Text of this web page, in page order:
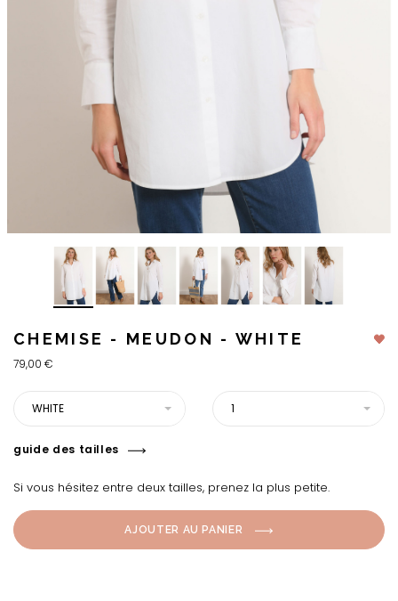
CHEMISE - MEUDON - WHITE
79,00 €
WHITE 1
guide des tailles
Si vous hésitez entre deux tailles, prenez la plus petite.
AJOUTER AU PANIER